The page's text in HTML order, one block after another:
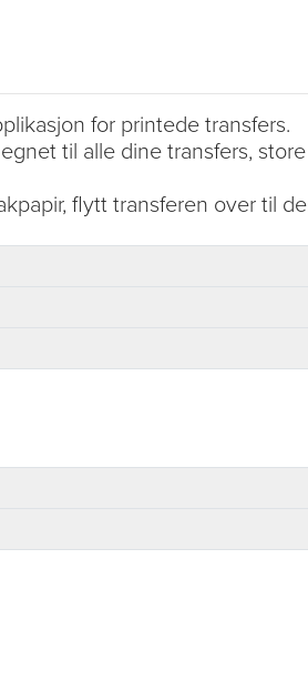
for printede transfers.
til alle dine transfers,
flytt transferen over til